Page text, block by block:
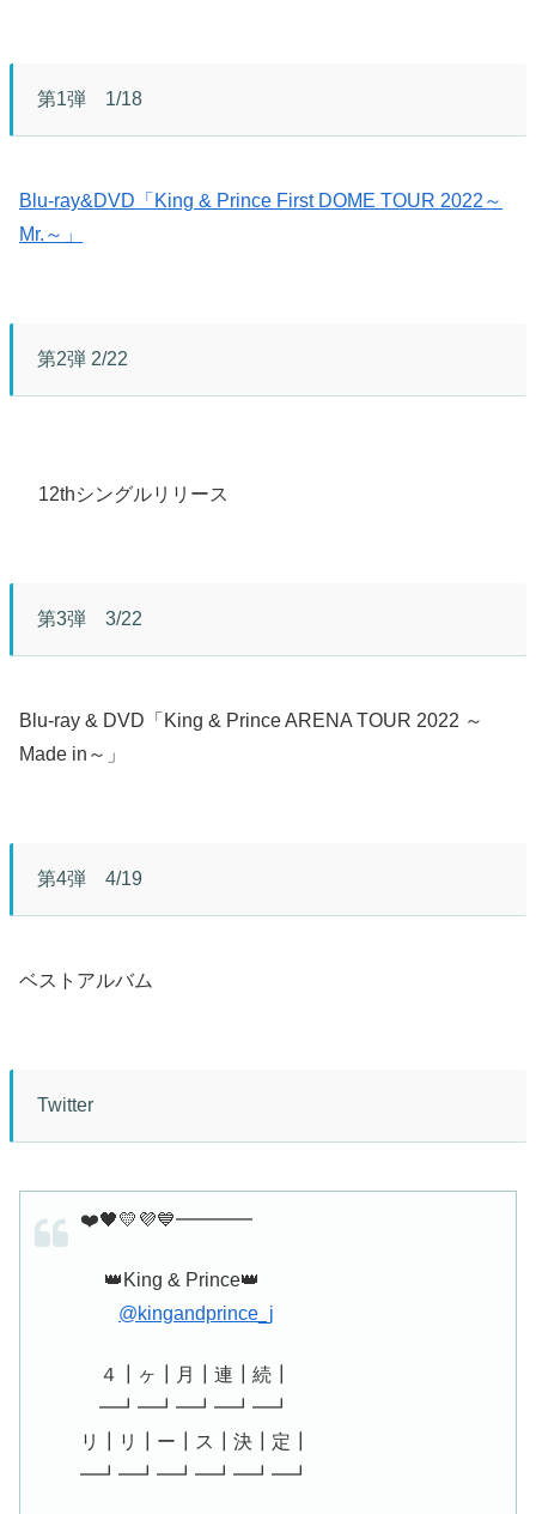
第1弾 1/18
Blu-ray&DVD「King & Prince First DOME TOUR 2022～
Mr.～」
第2弾 2/22
12thシングルリリース
第3弾 3/22
Blu-ray & DVD「King & Prince ARENA TOUR 2022 ～
Made in～」
第4弾 4/19
ベストアルバム
Twitter
❤️🖤💛💜💙━━━━
👑King & Prince👑
@kingandprince_j
４┃ヶ┃月┃連┃続┃
━┛━┛━┛━┛━┛
リ┃リ┃ー┃ス┃決┃定┃
━┛━┛━┛━┛━┛━┛